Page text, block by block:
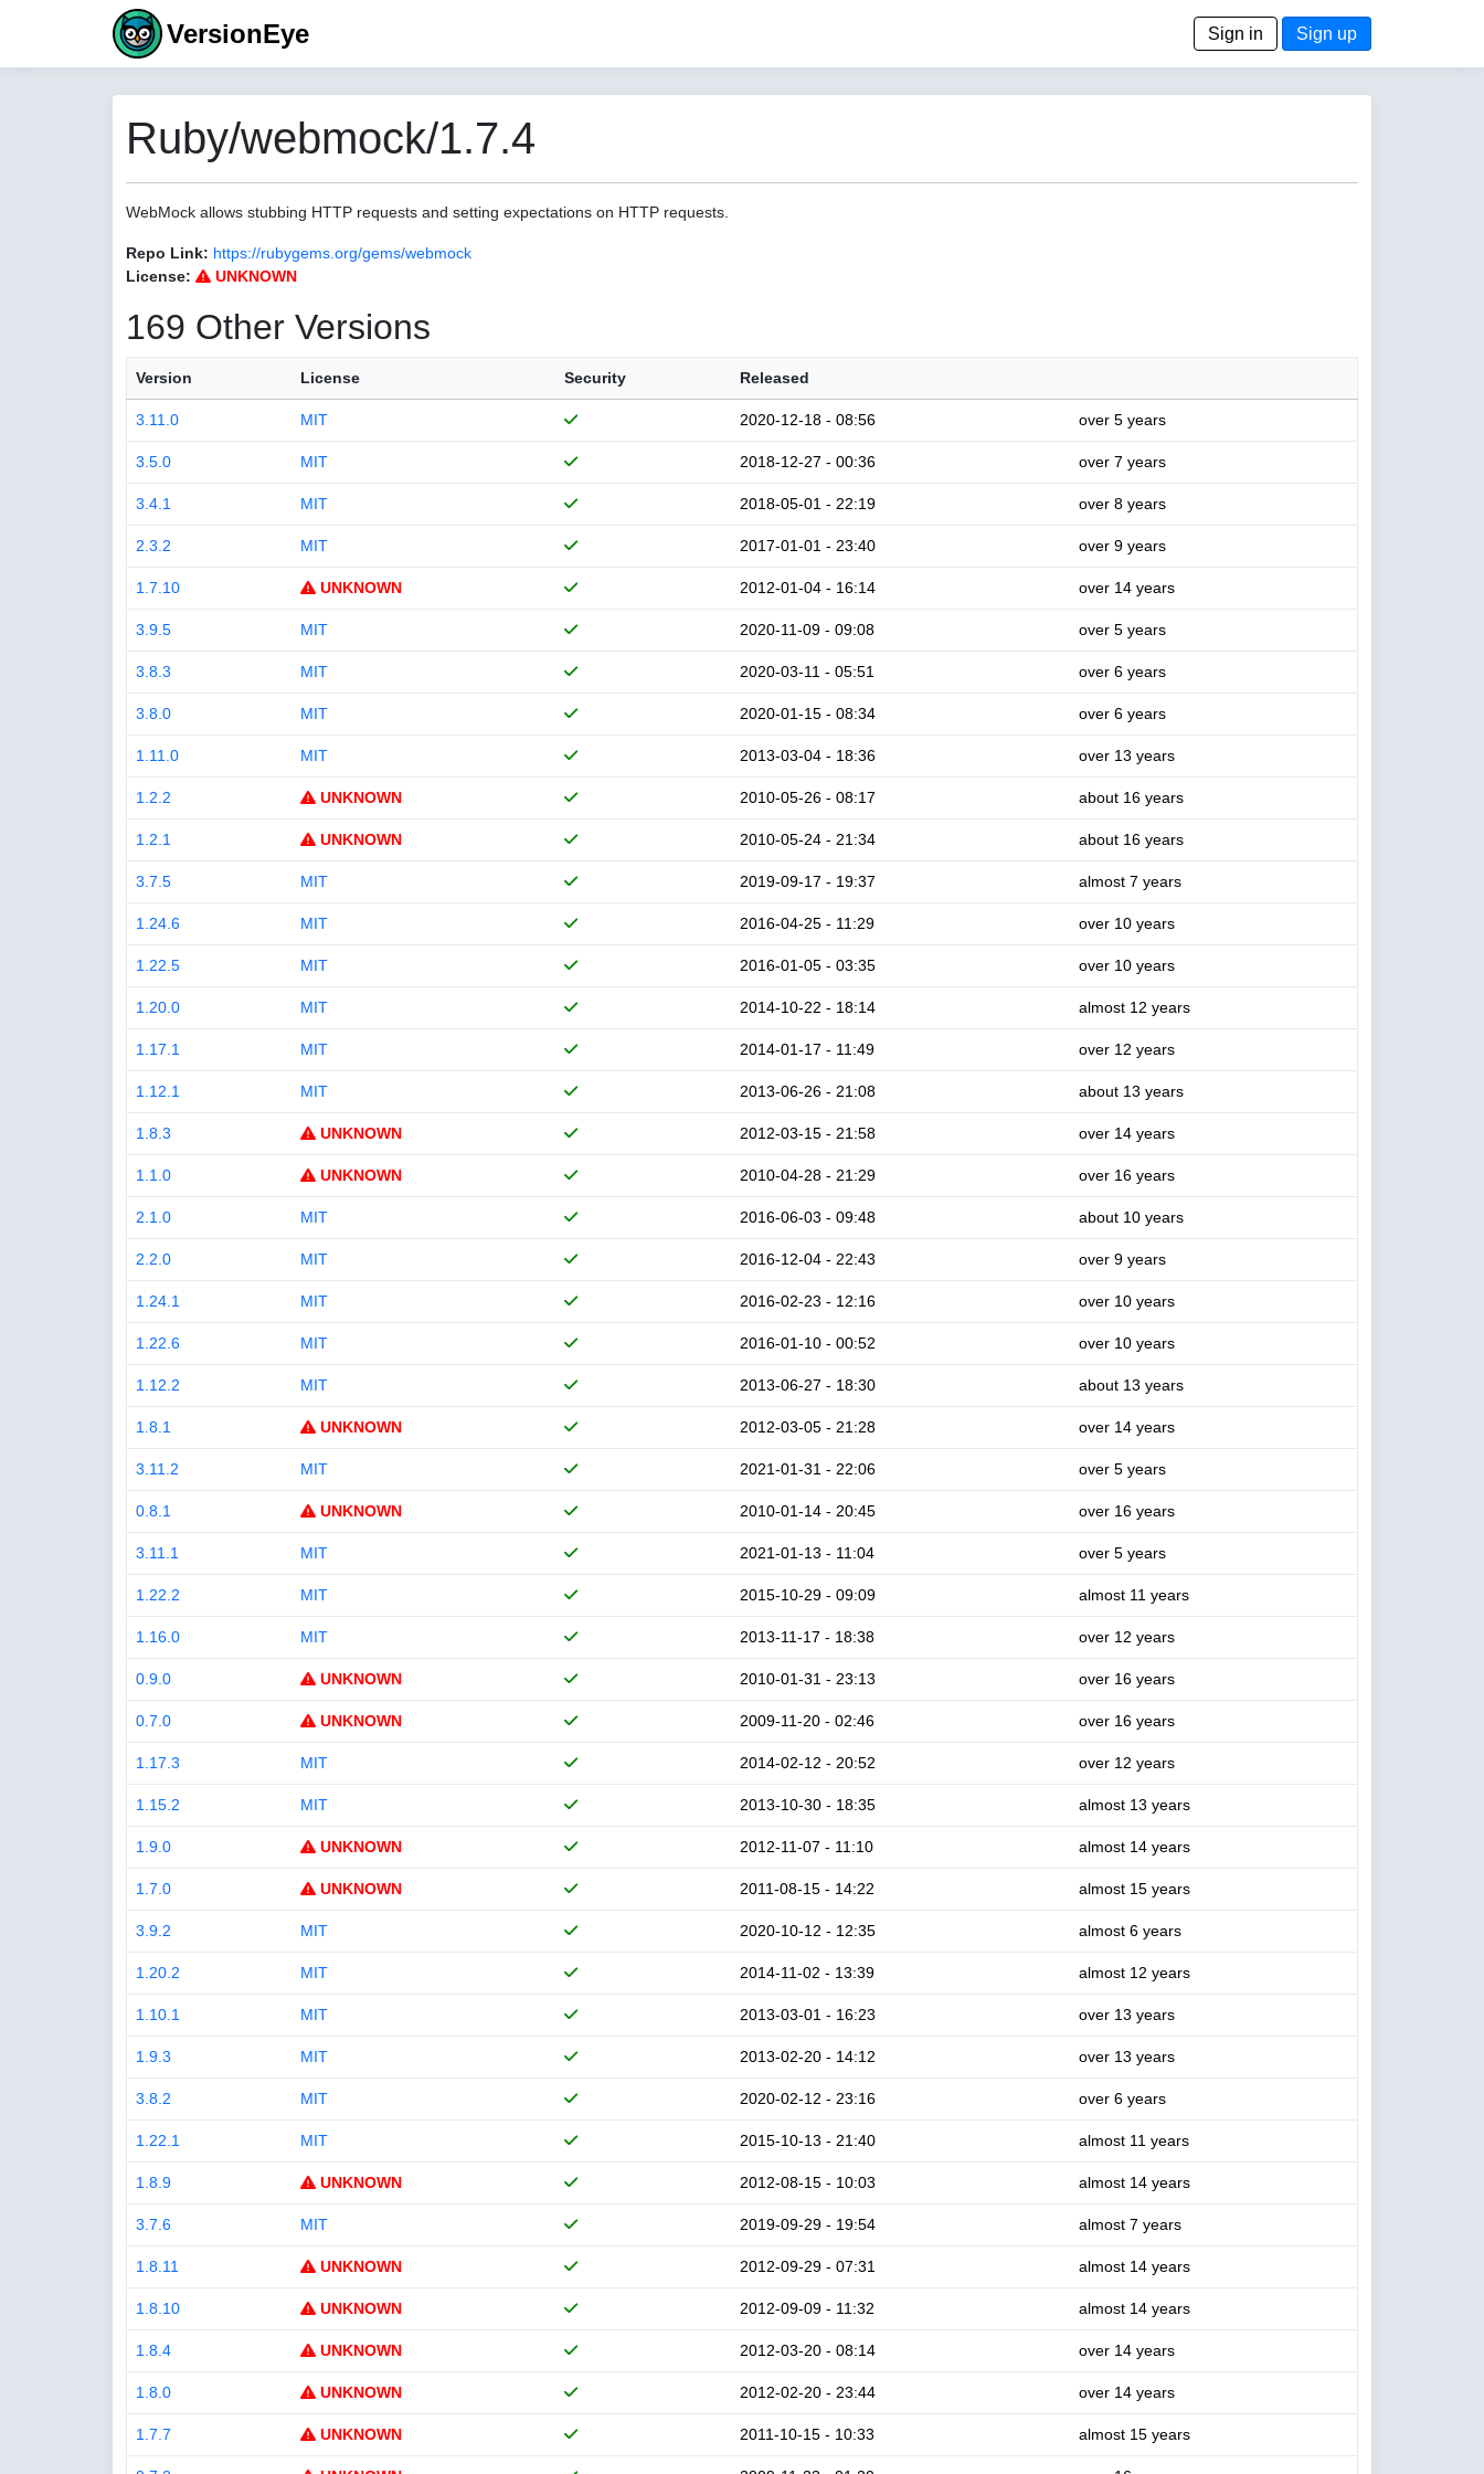
VersionEye Sign in Sign up
Ruby/webmock/1.7.4
WebMock allows stubbing HTTP requests and setting expectations on HTTP requests.
Repo Link: https://rubygems.org/gems/webmock
License:
UNKNOWN
169 Other Versions
Version License Security Released
3.11.0 MIT 2020-12-18 - 08:56 over 5 years
3.5.0 MIT 2018-12-27 - 00:36 over 7 years
3.4.1 MIT 2018-05-01 - 22:19 over 8 years
2.3.2 MIT 2017-01-01 - 23:40 over 9 years
1.7.10 UNKNOWN 2012-01-04 - 16:14 over 14 years
3.9.5 MIT 2020-11-09 - 09:08 over 5 years
3.8.3 MIT 2020-03-11 - 05:51 over 6 years
3.8.0 MIT 2020-01-15 - 08:34 over 6 years
1.11.0 MIT 2013-03-04 - 18:36 over 13 years
1.2.2 UNKNOWN 2010-05-26 - 08:17 about 16 years
1.2.1 UNKNOWN 2010-05-24 - 21:34 about 16 years
3.7.5 MIT 2019-09-17 - 19:37 almost 7 years
1.24.6 MIT 2016-04-25 - 11:29 over 10 years
1.22.5 MIT 2016-01-05 - 03:35 over 10 years
1.20.0 MIT 2014-10-22 - 18:14 almost 12 years
1.17.1 MIT 2014-01-17 - 11:49 over 12 years
1.12.1 MIT 2013-06-26 - 21:08 about 13 years
1.8.3 UNKNOWN 2012-03-15 - 21:58 over 14 years
1.1.0 UNKNOWN 2010-04-28 - 21:29 over 16 years
2.1.0 MIT 2016-06-03 - 09:48 about 10 years
2.2.0 MIT 2016-12-04 - 22:43 over 9 years
1.24.1 MIT 2016-02-23 - 12:16 over 10 years
1.22.6 MIT 2016-01-10 - 00:52 over 10 years
1.12.2 MIT 2013-06-27 - 18:30 about 13 years
1.8.1 UNKNOWN 2012-03-05 - 21:28 over 14 years
3.11.2 MIT 2021-01-31 - 22:06 over 5 years
0.8.1 UNKNOWN 2010-01-14 - 20:45 over 16 years
3.11.1 MIT 2021-01-13 - 11:04 over 5 years
1.22.2 MIT 2015-10-29 - 09:09 almost 11 years
1.16.0 MIT 2013-11-17 - 18:38 over 12 years
0.9.0 UNKNOWN 2010-01-31 - 23:13 over 16 years
0.7.0 UNKNOWN 2009-11-20 - 02:46 over 16 years
1.17.3 MIT 2014-02-12 - 20:52 over 12 years
1.15.2 MIT 2013-10-30 - 18:35 almost 13 years
1.9.0 UNKNOWN 2012-11-07 - 11:10 almost 14 years
1.7.0 UNKNOWN 2011-08-15 - 14:22 almost 15 years
3.9.2 MIT 2020-10-12 - 12:35 almost 6 years
1.20.2 MIT 2014-11-02 - 13:39 almost 12 years
1.10.1 MIT 2013-03-01 - 16:23 over 13 years
1.9.3 MIT 2013-02-20 - 14:12 over 13 years
3.8.2 MIT 2020-02-12 - 23:16 over 6 years
1.22.1 MIT 2015-10-13 - 21:40 almost 11 years
1.8.9 UNKNOWN 2012-08-15 - 10:03 almost 14 years
3.7.6 MIT 2019-09-29 - 19:54 almost 7 years
1.8.11 UNKNOWN 2012-09-29 - 07:31 almost 14 years
1.8.10 UNKNOWN 2012-09-09 - 11:32 almost 14 years
1.8.4 UNKNOWN 2012-03-20 - 08:14 over 14 years
1.8.0 UNKNOWN 2012-02-20 - 23:44 over 14 years
1.7.7 UNKNOWN 2011-10-15 - 10:33 almost 15 years